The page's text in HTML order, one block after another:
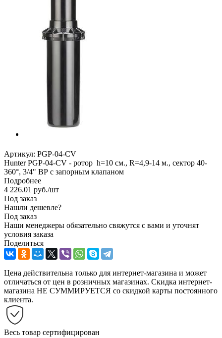
Артикул: PGP-04-CV
Hunter PGP-04-CV - ротор h=10 см., R=4,9-14 м., сектор 40-
360°, 3/4" ВР c запорным клапаном
Подробнее
4 226.01 руб./шт
Под заказ
Нашли дешевле?
Под заказ
Наши менеджеры обязательно свяжутся с вами и уточнят
условия заказа
Поделиться
Цена действительна только для интернет-магазина и может
отличаться от цен в розничных магазинах. Скидка интернет-
магазина НЕ СУММИРУЕТСЯ со скидкой карты постоянного
клиента.
Весь товар сертифицирован